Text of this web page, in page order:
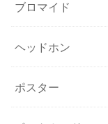
ブロマイド
ヘッドホン
ポスター